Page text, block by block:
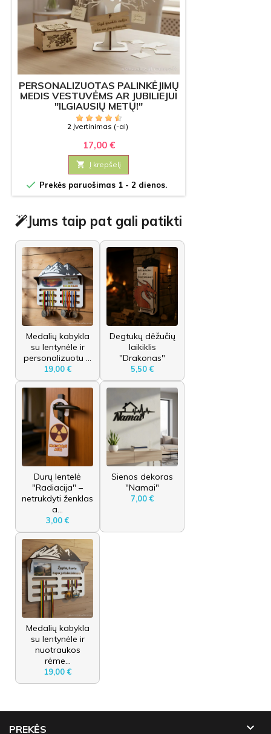
PERSONALIZUOTAS PALINKĖJIMŲ
MEDIS VESTUVĖMS AR JUBILIEJUI
"ILGIAUSIŲ METŲ!"
2 Įvertinimas (-ai)
17,00 €
 Į krepšelį
 Prekės paruošimas 1 - 2 dienos.
Jums taip pat gali patikti
Medalių kabykla
su lentynėle ir
personalizuotu ...
19,00 €
Degtukų dėžučių
laikiklis
"Drakonas"
5,50 €
Durų lentelė
"Radiacija" –
netrukdyti ženklas
a...
3,00 €
Sienos dekoras
"Namai"
7,00 €
Medalių kabykla
su lentynėle ir
nuotraukos
rėme...
19,00 €
PREKĖS 